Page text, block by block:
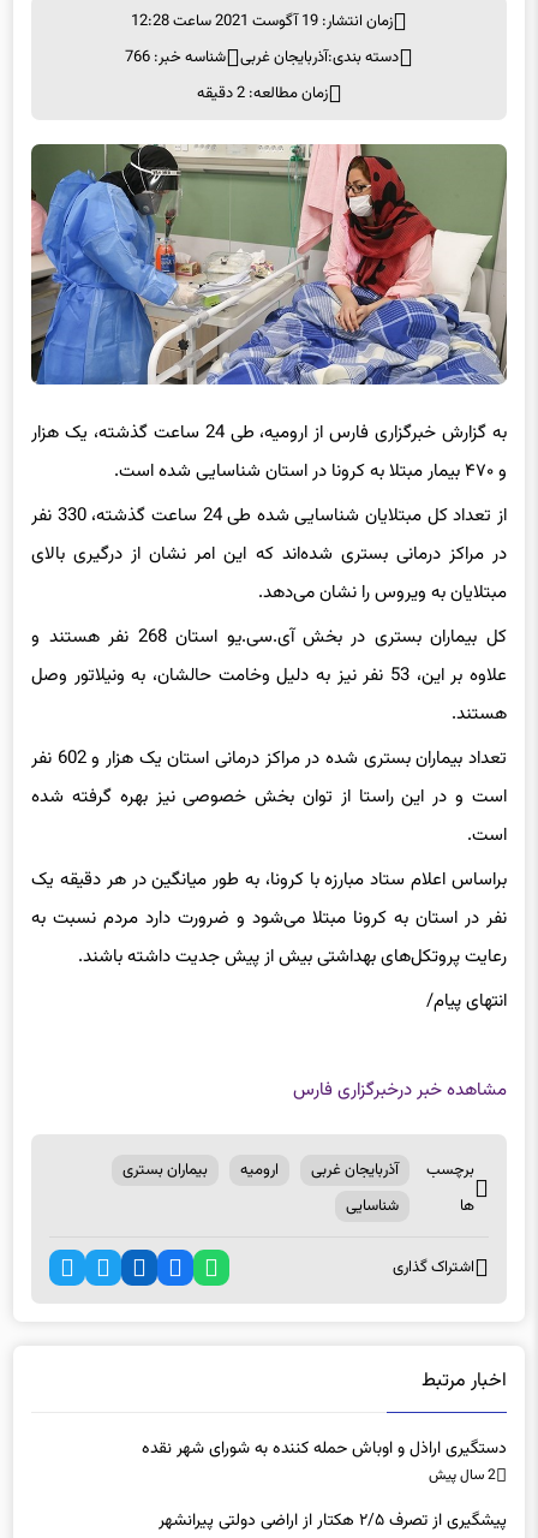
زمان انتشار: 19 آگوست 2021 ساعت 12:28
دسته بندی:آذربایجان غربی شناسه خبر: 766
زمان مطالعه: 2 دقیقه
به گزارش خبرگزاری فارس از ارومیه
، طی 24 ساعت گذشته، یک هزار
و ۴۷۰ بیمار مبتلا به
کرونا در استان شناسایی شده است.
از تعداد کل مبتلایان شناسایی شده طی 24 ساعت گذشته، 330 نفر
در مراکز درمانی بستری شده‌اند که این امر نشان از درگیری بالای
مبتلایان به ویروس را نشان می‌دهد.
کل بیماران بستری در بخش آی‌.سی‌.یو
استان 268 نفر هستند و
علاوه بر این، 53 نفر نیز به دلیل وخامت حالشان، به ونیلاتور وصل
هستند.
تعداد بیماران بستری شده در مراکز درمانی استان یک هزار و 602 نفر
است و در این راستا از توان بخش خصوصی نیز بهره گرفته شده
است.
براساس اعلام ستاد مبارزه باکرونا، به طور میانگین در هر دقیقه یک
نفر در استان بهکرونا مبتلا می‌شود و ضرورت دارد مردم نسبت به
رعایت پروتکل‌های بهداشتی بیش از پیش جدیت داشته باشند.
انتهایپیام/
مشاهده خبر درخبرگزاری فارس
برچسب
ها
آذربایجان غربی ارومیه
بیماران بستری
شناسایی
اشتراک گذاری
اخبار مرتبط
دستگیری اراذل و اوباش حمله کننده به شورای شهر نقده
2 سال پیش
پیشگیری از تصرف ۲/۵ هکتار از اراضی دولتی پیرانشهر